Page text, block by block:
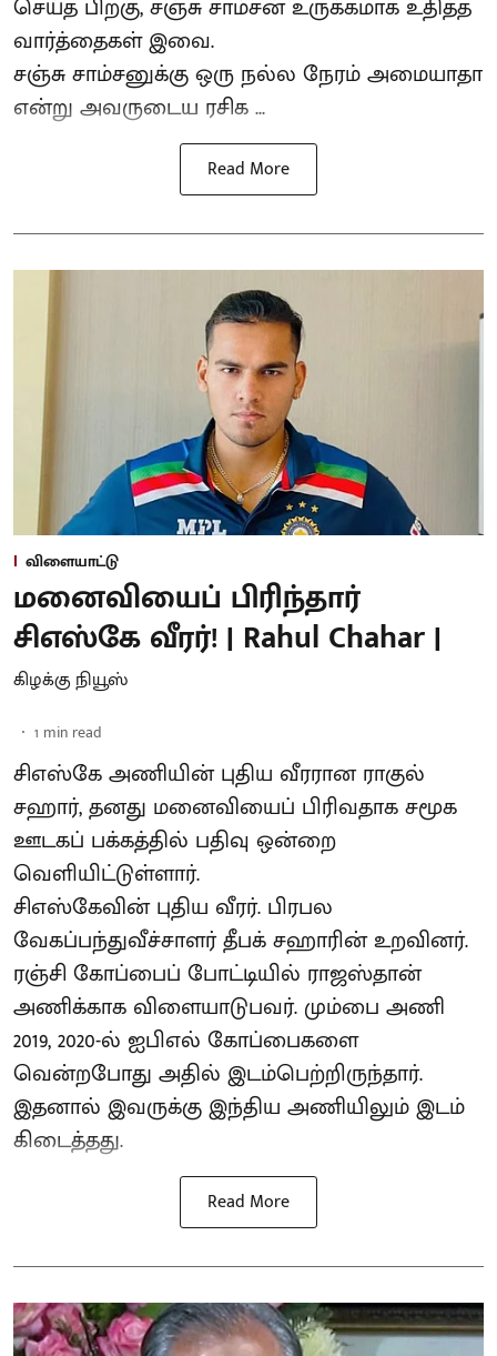
செய்த பிறகு, சஞ்சு சாம்சன் உருக்கமாக உதித்த
வார்த்தைகள் இவை.
சஞ்சு சாம்சனுக்கு ஒரு நல்ல நேரம் அமையாதா
என்று அவருடைய ரசிக ...
Read More
விளையாட்டு
மனைவியைப் பிரிந்தார்
சிஎஸ்கே வீரர்! | Rahul Chahar |
கிழக்கு நியூஸ்
1 min read
சிஎஸ்கே அணியின் புதிய வீரரான ராகுல்
சஹார், தனது மனைவியைப் பிரிவதாக சமூக
ஊடகப் பக்கத்தில் பதிவு ஒன்றை
வெளியிட்டுள்ளார்.
சிஎஸ்கேவின் புதிய வீரர். பிரபல
வேகப்பந்துவீச்சாளர் தீபக் சஹாரின் உறவினர்.
ரஞ்சி கோப்பைப் போட்டியில் ராஜஸ்தான்
அணிக்காக விளையாடுபவர். மும்பை அணி
2019, 2020-ல் ஐபிஎல் கோப்பைகளை
வென்றபோது அதில் இடம்பெற்றிருந்தார்.
இதனால் இவருக்கு இந்திய அணியிலும் இடம்
கிடைத்தது.
Read More